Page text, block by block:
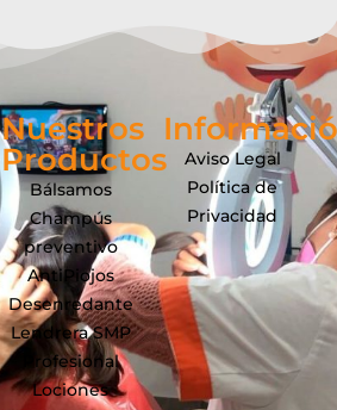
Nuestros
Productos
Bálsamos
Champús
preventivo
AntiPiojos
Desenredante
Lendrera SMP
Profesional
Lociones
Aviso Legal
Política de
Privacidad